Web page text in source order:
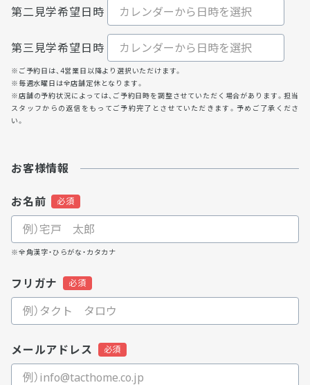
第二見学希望日時
第三見学希望日時
※ご予約日は、4営業日以降より選択いただけます。
※毎週水曜日は全店舗定休となります。
※店舗の予約状況によっては、ご予約日時を調整させていただく場合があります。担当
スタッフからの返信をもってご予約完了とさせていただきます。予めご了承くださ
い。
お客様情報
お名前
※全角漢字・ひらがな・カタカナ
フリガナ
メールアドレス